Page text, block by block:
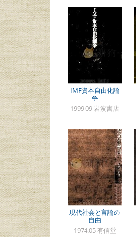
IMF資本自由化論
争
1999.09 岩波書店
現代社会と言論の
自由
1974.05 有信堂